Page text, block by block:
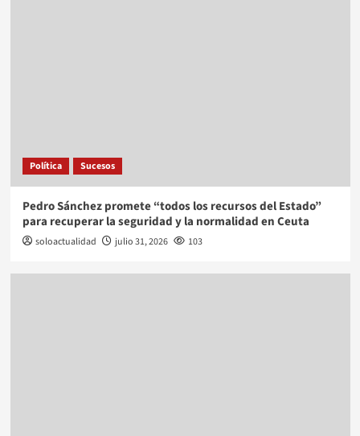
Política Sucesos
Pedro Sánchez promete “todos los recursos del Estado”
para recuperar la seguridad y la normalidad en Ceuta
soloactualidad julio 31, 2026 103